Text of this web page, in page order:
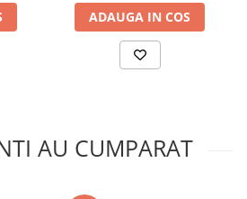
ADAUGA IN COS
AU CUMPARAT